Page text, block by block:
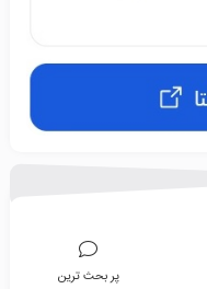
پر بحث ترین